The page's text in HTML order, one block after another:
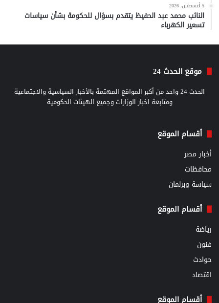
5 أغسطس، 2026
النائب محمد عبد الحفيظ يتقدم بسؤال للحكومة بشأن سياسات
تسعير الكهرباء
موقع الحدث 24
الحدث 24 واحد من أكبر المواقع المهتمة بالأخبار السياسية والاجتماعية
ومتابعة اخبار الوزارات وجميع الهيئات الحكومية
أقسام الموقع
أخبار مصر
محافظات
سياسة وبرلمان
أقسام الموقع
رياضة
فنون
حوادث
اقتصاد
أقسام الموقع